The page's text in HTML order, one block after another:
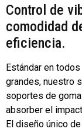
Control de
comodidad
eficiencia.
Estándar en
grandes, nuestro
soportes de
absorber el
El diseño único